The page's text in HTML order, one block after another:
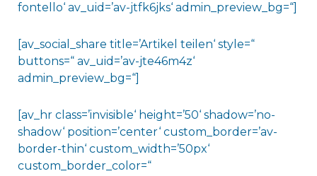
fontello‘ av_uid=’av-jtfk6jks‘ admin_preview_bg=“]
[av_social_share title=’Artikel teilen‘ style=“
buttons=“ av_uid=’av-jte46m4z‘
admin_preview_bg=“]
[av_hr class=’invisible‘ height=’50‘ shadow=’no-
shadow‘ position=’center‘ custom_border=’av-
border-thin‘ custom_width=’50px‘
custom_border_color=“